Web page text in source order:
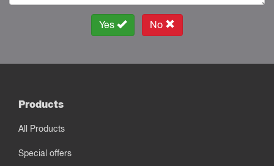
Yes No
Products
All Products
Special offers